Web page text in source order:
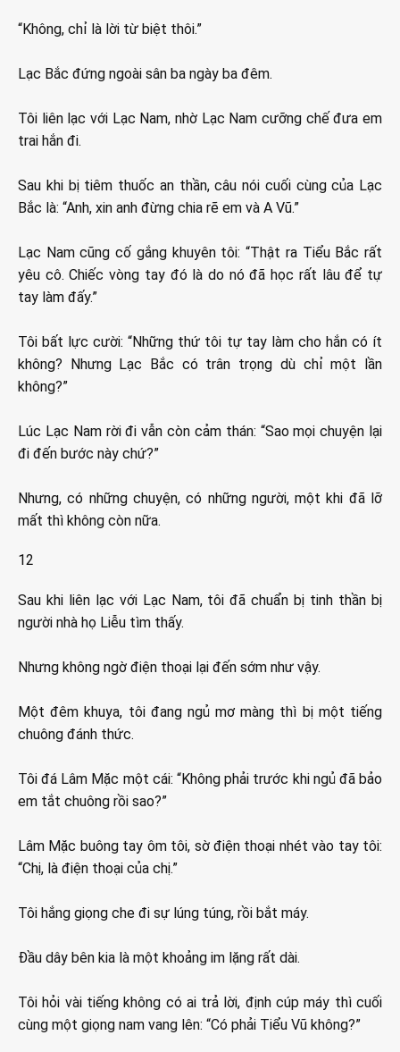
“Không, chỉ là lời từ biệt thôi.”
Lạc Bắc đứng ngoài sân ba ngày ba đêm.
Tôi liên lạc với Lạc Nam, nhờ Lạc Nam cưỡng chế đưa em
trai hắn đi.
Sau khi bị tiêm thuốc an thần, câu nói cuối cùng của Lạc
Bắc là: “Anh, xin anh đừng chia rẽ em và A Vũ.”
Lạc Nam cũng cố gắng khuyên tôi: “Thật ra Tiểu Bắc rất
yêu cô. Chiếc vòng tay đó là do nó đã học rất lâu để tự
tay làm đấy.”
Tôi bất lực cười: “Những thứ tôi tự tay làm cho hắn có ít
không? Nhưng Lạc Bắc có trân trọng dù chỉ một lần
không?”
Lúc Lạc Nam rời đi vẫn còn cảm thán: “Sao mọi chuyện lại
đi đến bước này chứ?”
Nhưng, có những chuyện, có những người, một khi đã lỡ
mất thì không còn nữa.
12
Sau khi liên lạc với Lạc Nam, tôi đã chuẩn bị tinh thần bị
người nhà họ Liễu tìm thấy.
Nhưng không ngờ điện thoại lại đến sớm như vậy.
Một đêm khuya, tôi đang ngủ mơ màng thì bị một tiếng
chuông đánh thức.
Tôi đá Lâm Mặc một cái: “Không phải trước khi ngủ đã bảo
em tắt chuông rồi sao?”
Lâm Mặc buông tay ôm tôi, sờ điện thoại nhét vào tay tôi:
“Chị, là điện thoại của chị.”
Tôi hắng giọng che đi sự lúng túng, rồi bắt máy.
Đầu dây bên kia là một khoảng im lặng rất dài.
Tôi hỏi vài tiếng không có ai trả lời, định cúp máy thì cuối
cùng một giọng nam vang lên: “Có phải Tiểu Vũ không?”